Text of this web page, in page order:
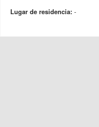
Lugar de residencia: -